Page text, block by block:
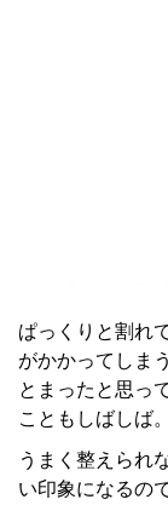
ぱっくりと割れ
がかかってしま
とまったと思っ
こともしばしば。
うまく整えられ
い印象になるの